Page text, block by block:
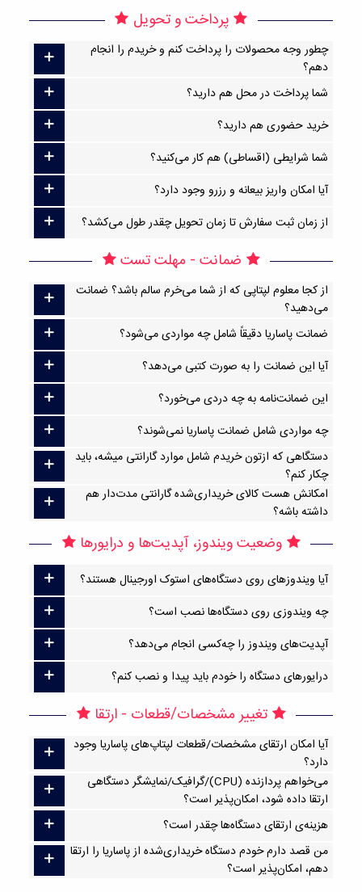
پرداخت و تحویل
چطور وجه محصولات را پرداخت کنم و خریدم را انجام
دهم؟
شما پرداخت در محل هم دارید؟
خرید حضوری هم دارید؟
شما شرایطی (اقساطی) هم کار می‌کنید؟
آیا امکان واریز بیعانه و رزرو وجود دارد؟
از زمان ثبت سفارش تا زمان تحویل چقدر طول می‌کشد؟
ضمانت - مهلت تست
از کجا معلوم لپتاپی که از شما می‌خرم سالم باشد؟ ضمانت
می‌دهید؟
ضمانت پاساریا دقیقاً شامل چه مواردی می‌شود؟
آیا این ضمانت را به صورت کتبی می‌دهد؟
این ضمانت‌نامه به چه دردی می‌خورد؟
چه مواردی شامل ضمانت پاساریا نمی‌شوند؟
دستگاهی که ازتون خریدم شامل موارد گارانتی میشه، باید
چکار کنم؟
امکانش هست کالای خریداری‌شده گارانتی مدت‌دار هم
داشته باشه؟
وضعیت ویندوز، آپدیت‌ها و درایورها
آیا ویندوزهای روی دستگاه‌های استوک اورجینال هستند؟
چه ویندوزی روی دستگاه‌ها نصب است؟
آپدیت‌های ویندوز را چه‌کسی انجام می‌دهد؟
درایورهای دستگاه را خودم باید پیدا و نصب کنم؟
تغییر مشخصات/قطعات - ارتقا
آیا امکان ارتقا‌ی مشخصات/قطعات لپتاپ‌های پاساریا وجود
دارد؟
می‌خواهم پردازنده (CPU)/گرافیک/نمایشگر دستگاهی
ارتقا داده شود، امکان‌پذیر است؟
هزینه‌ی ارتقای دستگاه‌ها چقدر است؟
من قصد دارم خودم دستگاه خریداری‌شده از پاساریا را ارتقا
دهم، امکان‌پذیر است؟